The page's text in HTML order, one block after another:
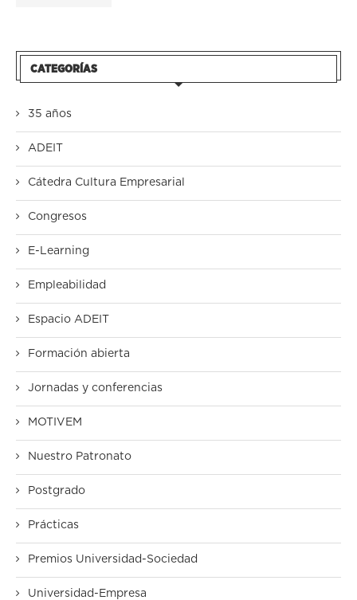
CATEGORÍAS
35 años
ADEIT
Cátedra Cultura Empresarial
Congresos
E-Learning
Empleabilidad
Espacio ADEIT
Formación abierta
Jornadas y conferencias
MOTIVEM
Nuestro Patronato
Postgrado
Prácticas
Premios Universidad-Sociedad
Universidad-Empresa